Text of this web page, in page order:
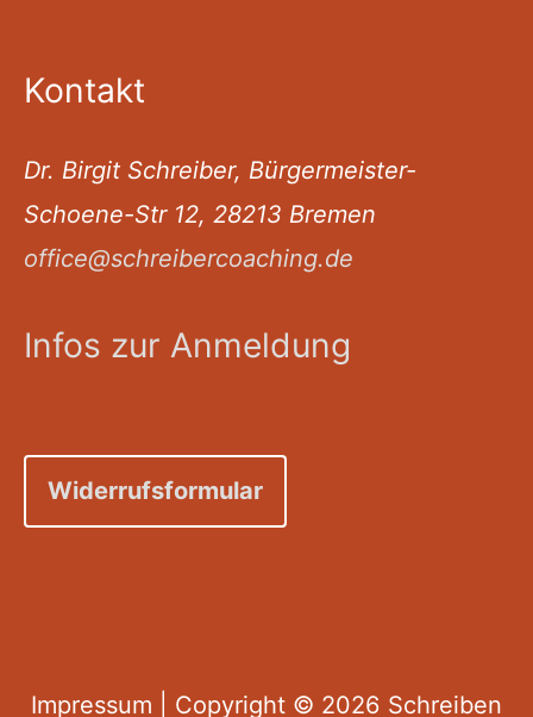
Kontakt
Dr. Birgit Schreiber, Bürgermeister-
Schoene-Str 12, 28213 Bremen
office@schreibercoaching.de
Infos zur Anmeldung
Widerrufsformular
Impressum | Copyright © 2026 Schreiben